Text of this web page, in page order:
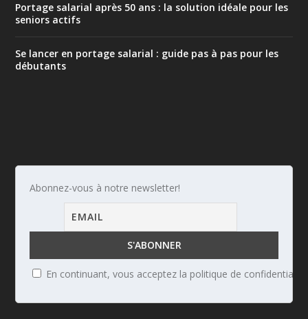
Portage salarial après 50 ans : la solution idéale pour les
seniors actifs
Se lancer en portage salarial : guide pas à pas pour les
débutants
Abonnez-vous à notre newsletter!
En continuant, vous acceptez la politique de confidentialité